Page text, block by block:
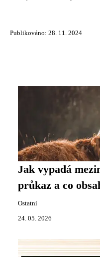
Publikováno: 28. 11. 2024
Jak vypadá
průkaz a co
Ostatní
24. 05. 2026